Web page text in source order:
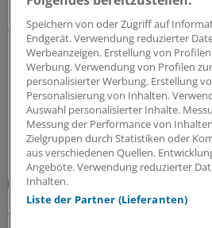
Bundesverfassungsgericht
Arztvorbehalt bei
Blutentnahmen zur Herstellung
Eigenblutprodukte bleiben Ärzten
Bundesverfassungsgericht sieht
Beitrag zur Patientensicherheit.
28.07.2026
Hilfsmittelversorgung
Hörhilfen liegen bei
Versicherte ganz vorn
Speichern von oder Zugriff auf
Endgerät. Verwendung reduzierter
Werbeanzeigen. Erstellung von
Werbung. Verwendung von Profilen
personalisierter Werbung. Erstellung
Personalisierung von Inhalten.
Auswahl personalisierter Inhalte.
Messung der Performance von
Zielgruppen durch Statistiken oder
aus verschiedenen Quellen.
Angebote. Verwendung reduzierter
Inhalten.
Liste der Partner (Lieferanten)